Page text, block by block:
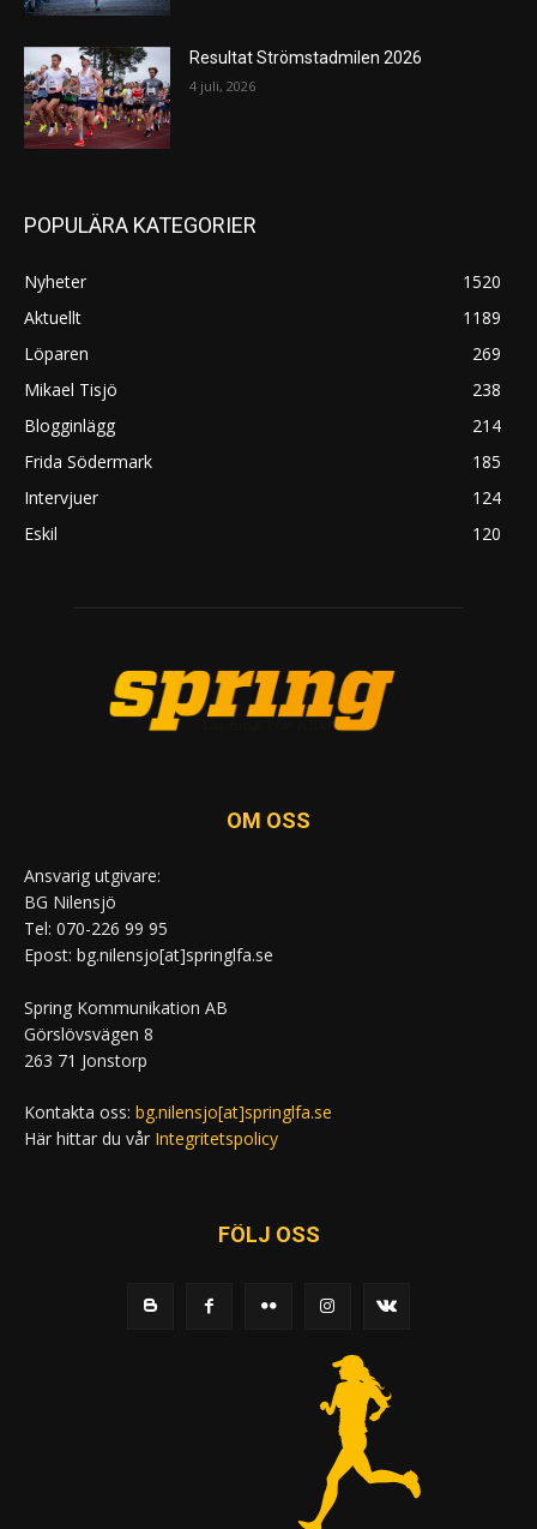
Resultat Strömstadmilen 2026
4 juli, 2026
POPULÄRA KATEGORIER
Nyheter
1520
Aktuellt
1189
Löparen
269
Mikael Tisjö
238
Blogginlägg
214
Frida Södermark
185
Intervjuer
124
Eskil
120
OM OSS
Ansvarig utgivare:
BG Nilensjö
Tel: 070-226 99 95
Epost: bg.nilensjo[at]springlfa.se
Spring Kommunikation AB
Görslövsvägen 8
263 71 Jonstorp
Kontakta oss: bg.nilensjo[at]springlfa.se
Här hittar du vår Integritetspolicy
FÖLJ OSS